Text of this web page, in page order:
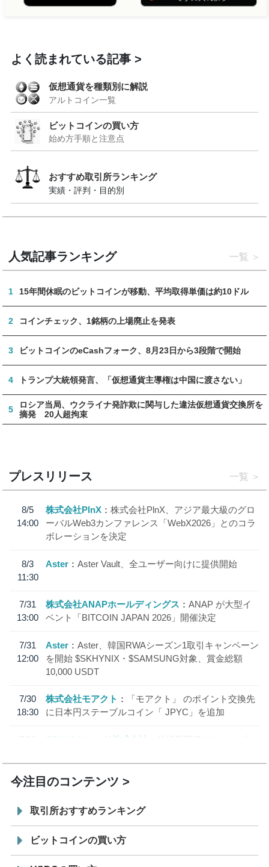
よく読まれている記事
仮想通貨を種類別に解説
アルトコイン一覧
ビットコインの買い方
始め方手順と注意点
おすすめ取引所ランキング
実績・評判・目的別
人気記事ランキング 一覧
1 15年間休眠のビットコインが移動、平均取得単価は約10ドル
2 コインチェック、1銘柄の上場廃止を発表
3 ビットコインのeCashフォーク、8月23日から3段階で開始
4 トランプ大統領発言、「仮想通貨主導権は中国に渡さない」
5
ロシア当局、ウクライナ発詐欺に関与した違法仮想通貨交換所を
摘発 20人超拘束
プレスリリース 一覧
8/5
14:00
株式会社PlnX
株式会社PlnX、アジア最大級のグロ
ーバルWeb3カンファレンス「WebX2026」とのコラ
ボレーションを決定
8/3
11:30
Aster Aster Vault、全ユーザー向けに提供開始
7/31
13:00
株式会社ANAPホールディングス
ANAP が大型イ
ベント「BITCOIN JAPAN 2026」開催決定
7/31
12:00
Aster
Aster、韓国RWAシーズン1取引キャンペーン
を開始 $SKHYNIX・$SAMSUNG対象、賞金総額
10,000 USDT
7/30
18:30
株式会社モアクト
「モアクト」 のポイント交換先
に日本円ステーブルコイン「 JPYC」を追加
7/29
SBI VCトレード株式会社
信託型円建てステーブル
今注目のコンテンツ
取引所おすすめランキング
ビットコインの買い方